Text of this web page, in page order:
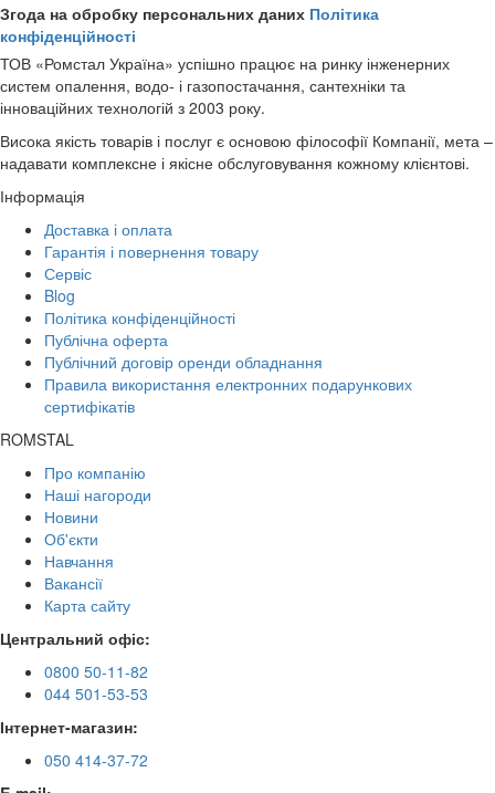
Згода на обробку персональних даних Політика
конфіденційності
ТОВ «Ромстал Україна» успішно працює на ринку інженерних
систем опалення, водо- і газопостачання, сантехніки та
інноваційних технологій з 2003 року.
Висока якість товарів і послуг є основою філософії Компанії, мета –
надавати комплексне і якісне обслуговування кожному клієнтові.
Інформація
Доставка і оплата
Гарантія і повернення товару
Сервіс
Blog
Політика конфіденційності
Публічна оферта
Публічний договір оренди обладнання
Правила використання електронних подарункових
сертифікатів
ROMSTAL
Про компанію
Наші нагороди
Новини
Об'єкти
Навчання
Вакансії
Карта сайту
Центральний офіс:
0800 50-11-82
044 501-53-53
Інтернет-магазин:
050 414-37-72